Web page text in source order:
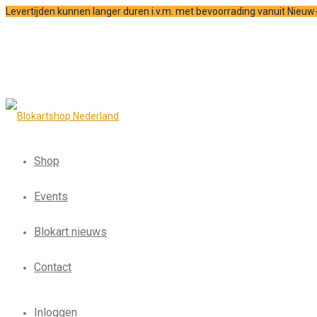
Levertijden kunnen langer duren i.v.m. met bevoorrading vanuit
Shop
Events
Blokart nieuws
Contact
Inloggen